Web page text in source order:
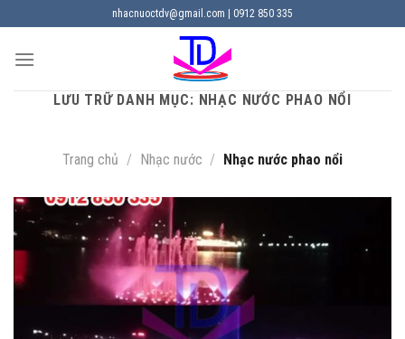
đến
nhacnuoctdv@gmail.com | 0912 850 335
LƯU TRỮ DANH MỤC: NHẠC NƯỚC PHAO NỔI
Trang chủ / Nhạc nước / Nhạc nước phao nổi